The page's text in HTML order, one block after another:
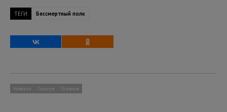
ТЕГИ Бессмертный полк
Новости Социум Главное